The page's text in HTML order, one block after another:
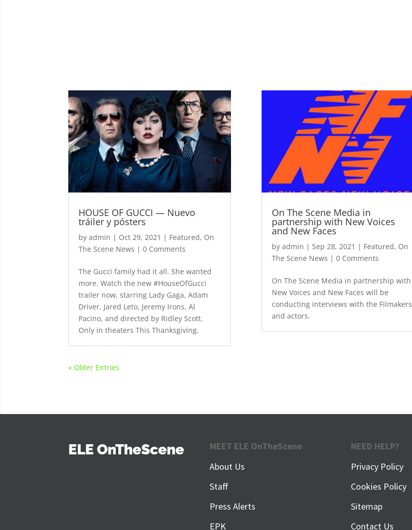
HOUSE OF GUCCI — Nuevo
tráiler y pósters
byadmin | Oct 29, 2021 | Featured, On
The Scene News | 0 Comments
The Gucci family had it all. She wanted
more. Watch the new #HouseOfGucci
trailer now, starring Lady Gaga, Adam
Driver, Jared Leto, Jeremy Irons, Al
Pacino, and directed by Ridley Scott.
Only in theaters This Thanksgiving.
On The Scene Media in
partnership with New Voices
and New Faces
by admin | Sep 28, 2021 | Featured, On
The Scene News | 0 Comments
On The Scene Media in partnership with
New Voices and New Faces will be
conducting interviews with the Filmakers
and actors.
« Older Entries
ELE OnTheScene
MEET ELE OnTheScene
About Us
Staff
Press Alerts
EPK
NEED HELP?
Privacy Policy
Cookies Policy
Sitemap
Contact Us